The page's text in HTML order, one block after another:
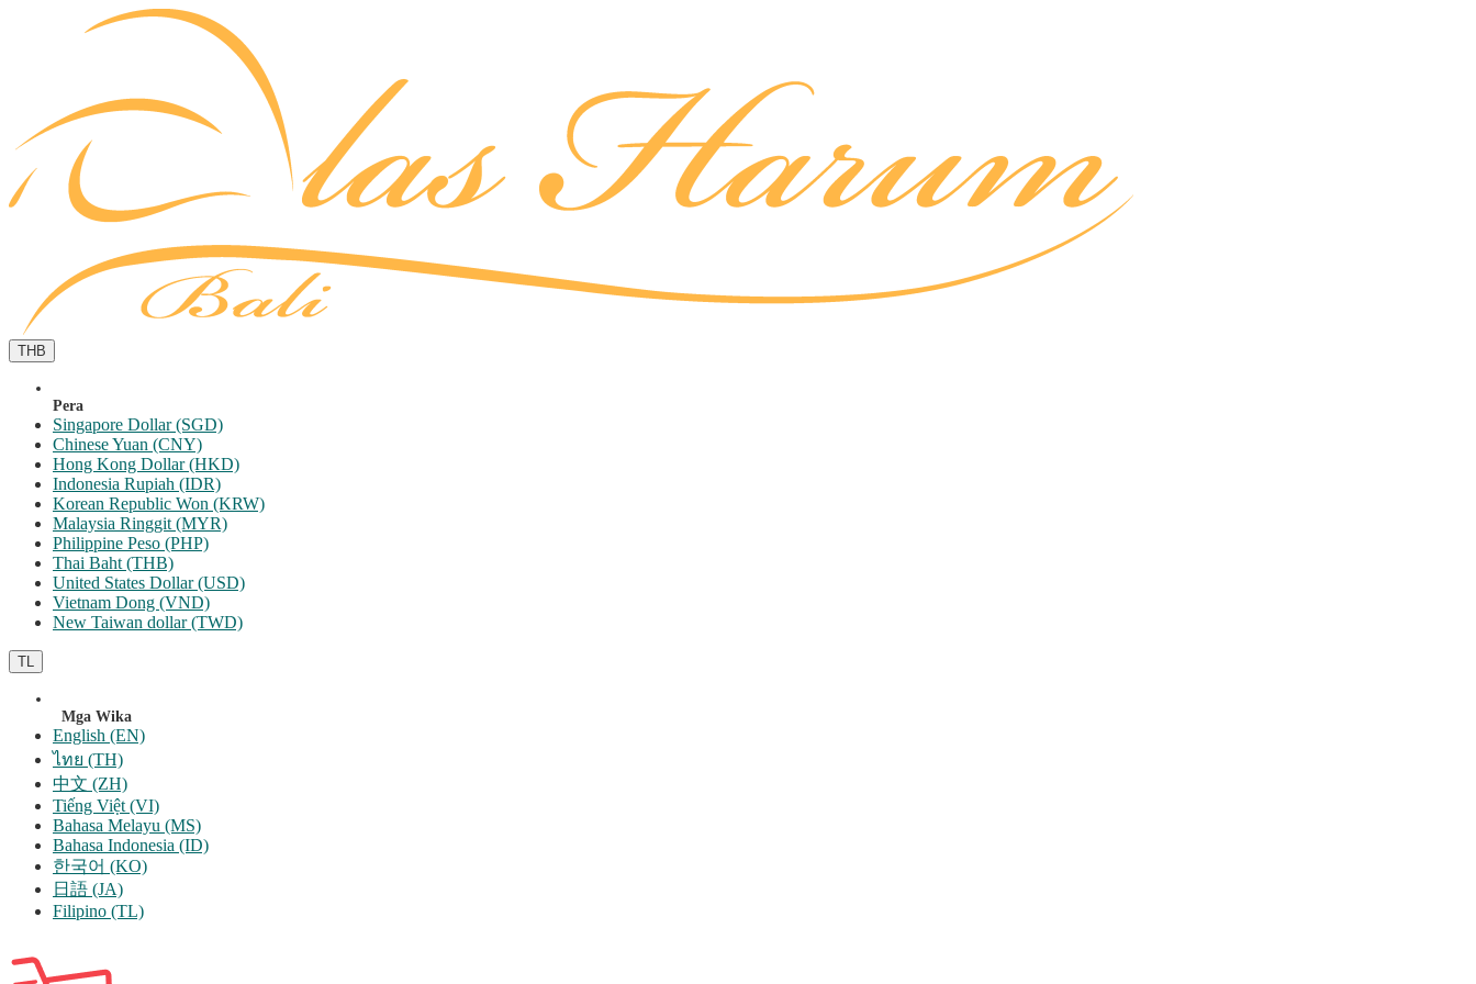
THB
Pera
Singapore Dollar (SGD)
Chinese Yuan (CNY)
Hong Kong Dollar (HKD)
Indonesia Rupiah (IDR)
Korean Republic Won (KRW)
Malaysia Ringgit (MYR)
Philippine Peso (PHP)
Thai Baht (THB)
United States Dollar (USD)
Vietnam Dong (VND)
New Taiwan dollar (TWD)
TL
Mga Wika
English (EN)
ไทย (TH)
中文 (ZH)
Tiếng Việt (VI)
Bahasa Melayu (MS)
Bahasa Indonesia (ID)
한국어 (KO)
日語 (JA)
Filipino (TL)